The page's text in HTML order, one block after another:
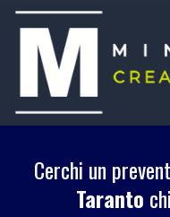
Cerchi un
Taranto